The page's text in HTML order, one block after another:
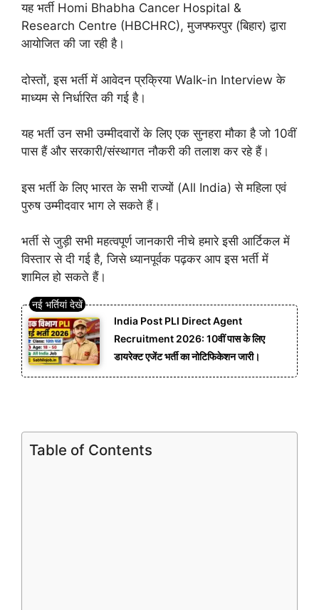
यह भर्ती Homi Bhabha Cancer Hospital &
Research Centre (HBCHRC), मुजफ्फरपुर (बिहार) द्वारा
आयोजित की जा रही है।
दोस्तों, इस भर्ती में आवेदन प्रक्रिया Walk-in Interview के
माध्यम से निर्धारित की गई है।
यह भर्ती उन सभी उम्मीदवारों के लिए एक सुनहरा मौका है जो 10वीं
पास हैं और सरकारी/संस्थागत नौकरी की तलाश कर रहे हैं।
इस भर्ती के लिए भारत के सभी राज्यों (All India) से महिला एवं
पुरुष उम्मीदवार भाग ले सकते हैं।
भर्ती से जुड़ी सभी महत्वपूर्ण जानकारी नीचे हमारे इसी आर्टिकल में
विस्तार से दी गई है, जिसे ध्यानपूर्वक पढ़कर आप इस भर्ती में
शामिल हो सकते हैं।
India Post PLI Direct Agent
Recruitment 2026: 10वीं पास के लिए
डायरेक्ट एजेंट भर्ती का नोटिफिकेशन जारी।
Table of Contents